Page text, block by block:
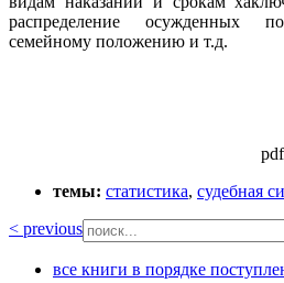
распределение осужденных
семейному положению и т.д.
темы: статистика, судебная
< previous
все книги в порядке